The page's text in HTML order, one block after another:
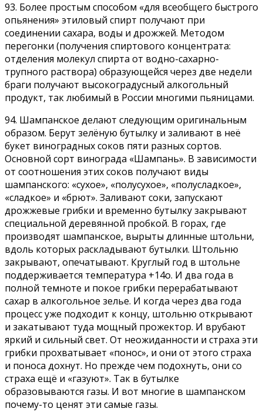
93. Более простым способом «для всеобщего быстрого
опьянения» этиловый спирт получают при
соединении сахара, воды и дрожжей. Методом
перегонки (получения спиртового концентрата:
отделения молекул спирта от водно-сахарно-
трупного раствора) образующейся через две недели
браги получают высокоградусный алкогольный
продукт, так любимый в России многими пьяницами.
94. Шампанское делают следующим оригинальным
образом. Берут зелёную бутылку и заливают в неё
букет виноградных соков пяти разных сортов.
Основной сорт винограда «Шампань». В зависимости
от соотношения этих соков получают виды
шампанского: «сухое», «полусухое», «полусладкое»,
«сладкое» и «брют». Заливают соки, запускают
дрожжевые грибки и временно бутылку закрывают
специальной деревянной пробкой. В горах, где
производят шампанское, вырыты длинные штольни,
вдоль которых раскладывают бутылки. Штольню
закрывают, опечатывают. Круглый год в штольне
поддерживается температура +14о. И два года в
полной темноте и покое грибки перерабатывают
сахар в алкогольное зелье. И когда через два года
процесс уже подходит к концу, штольню открывают
и закатывают туда мощный прожектор. И врубают
яркий и сильный свет. От неожиданности и страха эти
грибки прохватывает «понос», и они от этого страха
и поноса дохнут. Но прежде чем подохнуть, они со
страха ещё и «газуют». Так в бутылке
образовываются газы. И вот многие в шампанском
почему-то ценят эти самые газы.